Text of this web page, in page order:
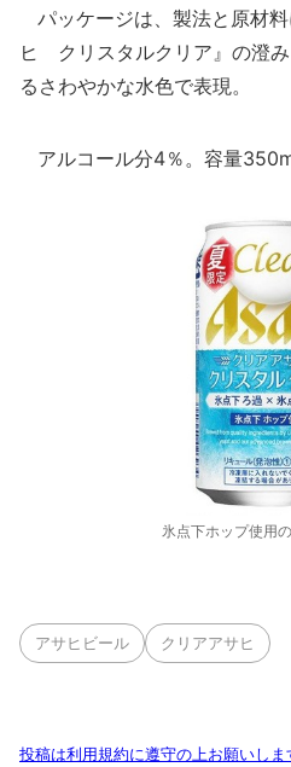
パッケージは、製法と原材
ヒ クリスタルクリア』の澄
るさわやかな水色で表現。
アルコール分4％。容量
氷点下ホップ使用
アサヒビール クリアアサヒ